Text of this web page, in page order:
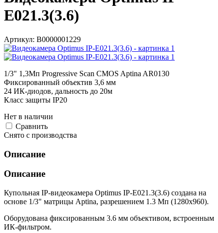
E021.3(3.6)
Артикул: В0000001229
1/3" 1,3Мп Progressive Scan CMOS Aptina AR0130
Фиксированный объектив 3,6 мм
24 ИК-диодов, дальность до 20м
Класс защиты IР20
Нет в наличии
Cравнить
Снято с производства
Описание
Описание
Купольная IP-видеокамера Optimus IP-E021.3(3.6) создана на
основе 1/3" матрицы Aptina, разрешением 1.3 Мп (1280х960).
Оборудована фиксированным 3.6 мм объективом, встроенным
ИК-фильтром.